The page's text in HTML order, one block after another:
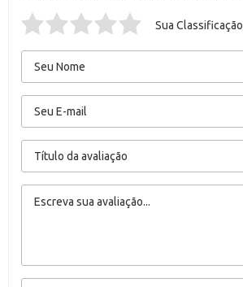
Sua Classificação